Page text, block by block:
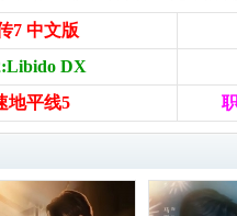
› ›
7 中文版
DX
地平线5